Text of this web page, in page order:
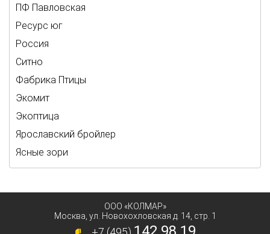
ПФ Павловская
Ресурс юг
Россия
Ситно
Фабрика Птицы
Экомит
Экоптица
Ярославский бройлер
Ясные зори
ООО «КОЛМАР»
Москва ул. Новохохловская д. 14, стр. 1